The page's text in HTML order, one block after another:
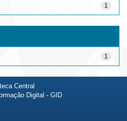
1
1
Central
Digital - GID